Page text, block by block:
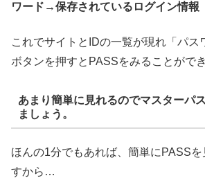
ワード→保存されているログイン情報
これでサイトとIDの一覧が現れ「パス
ボタンを押すとPASSをみることができ
あまり簡単に見れるのでマスターパ
ましょう。
ほんの1分でもあれば、簡単にPASSを
すから…